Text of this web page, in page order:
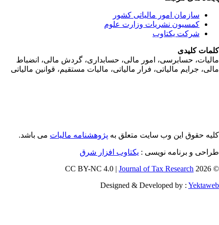
سازمان امور مالياتی کشور
کمسیون نشریات وزارت علوم
شرکت یکتاوب
کلیدی
حسابرسی، امور مالی، حسابداری، گردش مالی، انضباط
جرايم مالياتی، فرار مالياتی، ماليات مستقيم، قوانين مالياتی
حقوق این وب سایت متعلق بهپژوهشنامه مالیاتمی باشد.
و برنامه نویسی : یکتاوب افزار شرق
©
Journal of Tax Research
Designed & Developed by :